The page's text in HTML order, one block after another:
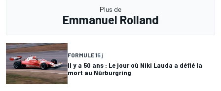
Plus de
Emmanuel Rolland
FORMULE 15 j
Il y a 50 ans : Le jour où Niki Lauda a défié la
mort au Nürburgring